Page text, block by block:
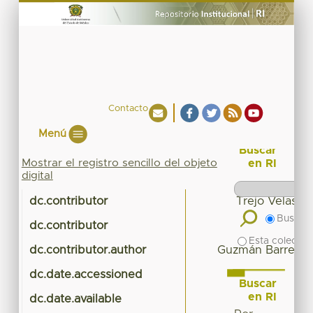
Contacto
Menú
Mostrar el registro sencillo del objeto
digital
dc.contributor Trejo
dc.contributor
dc.contributor.author Guzmán
dc.date.accessioned
dc.date.available
Buscar
en RI
Buscar
Esta
Buscar
en RI